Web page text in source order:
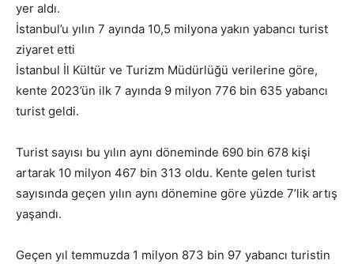
yer aldı.
İstanbul’u yılın 7 ayında 10,5 milyona yakın yabancı turist
ziyaret etti
İstanbul İl Kültür ve Turizm Müdürlüğü verilerine göre,
kente 2023’ün ilk 7 ayında 9 milyon 776 bin 635 yabancı
turist geldi.
Turist sayısı bu yılın aynı döneminde 690 bin 678 kişi
artarak 10 milyon 467 bin 313 oldu. Kente gelen turist
sayısında geçen yılın aynı dönemine göre yüzde 7’lik artış
yaşandı.
Geçen yıl temmuzda 1 milyon 873 bin 97 yabancı turistin